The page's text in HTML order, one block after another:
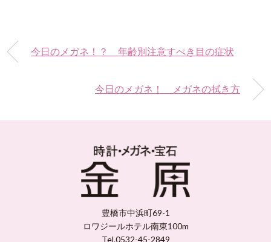
今日のメガネ！？ 年齢別注意すべき目の症状
今日のメガネ！ メガネの拭き方
豊橋市中浜町69-1
ロワジールホテル南東100m
Tel.0532-45-2849